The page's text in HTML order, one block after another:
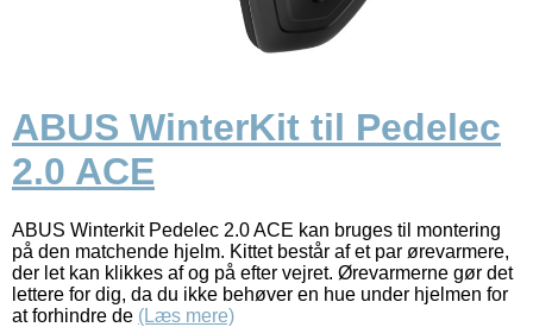
ABUS WinterKit til Pedelec
2.0 ACE
ABUS Winterkit Pedelec 2.0 ACE kan bruges til montering
på den matchende hjelm. Kittet består af et par ørevarmere,
der let kan klikkes af og på efter vejret. Ørevarmerne gør det
lettere for dig, da du ikke behøver en hue under hjelmen for
at forhindre de (Læs mere)